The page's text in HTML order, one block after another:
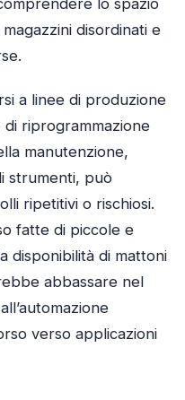
lo spazio
disordinati e
a linee di produzione
riprogrammazione
manutenzione,
strumenti, può
ripetitivi o rischiosi.
fatte di piccole e
disponibilità di mattoni
abbassare nel
verso applicazioni